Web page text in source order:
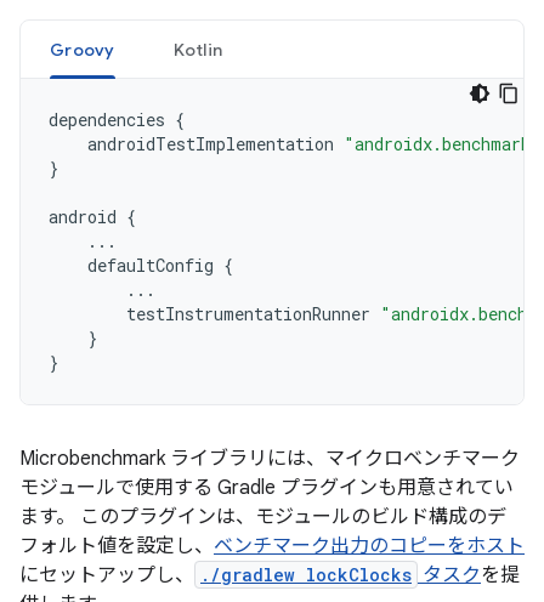
Groovy Kotlin
dependencies {
androidTestImplementation
}
android {
...
defaultConfig {
...
testInstrumentationRunner
}
}
Microbenchmark ライブラリには、マイクロベンチマーク
モジュールで使用する Gradle プラグインも用意されてい
ます。 このプラグインは、モジュールのビルド構成のデ
フォルト値を設定し、 ベンチマーク出力のコピーをホスト
にセットアップし、
./gradlew lockClocks タスクを提